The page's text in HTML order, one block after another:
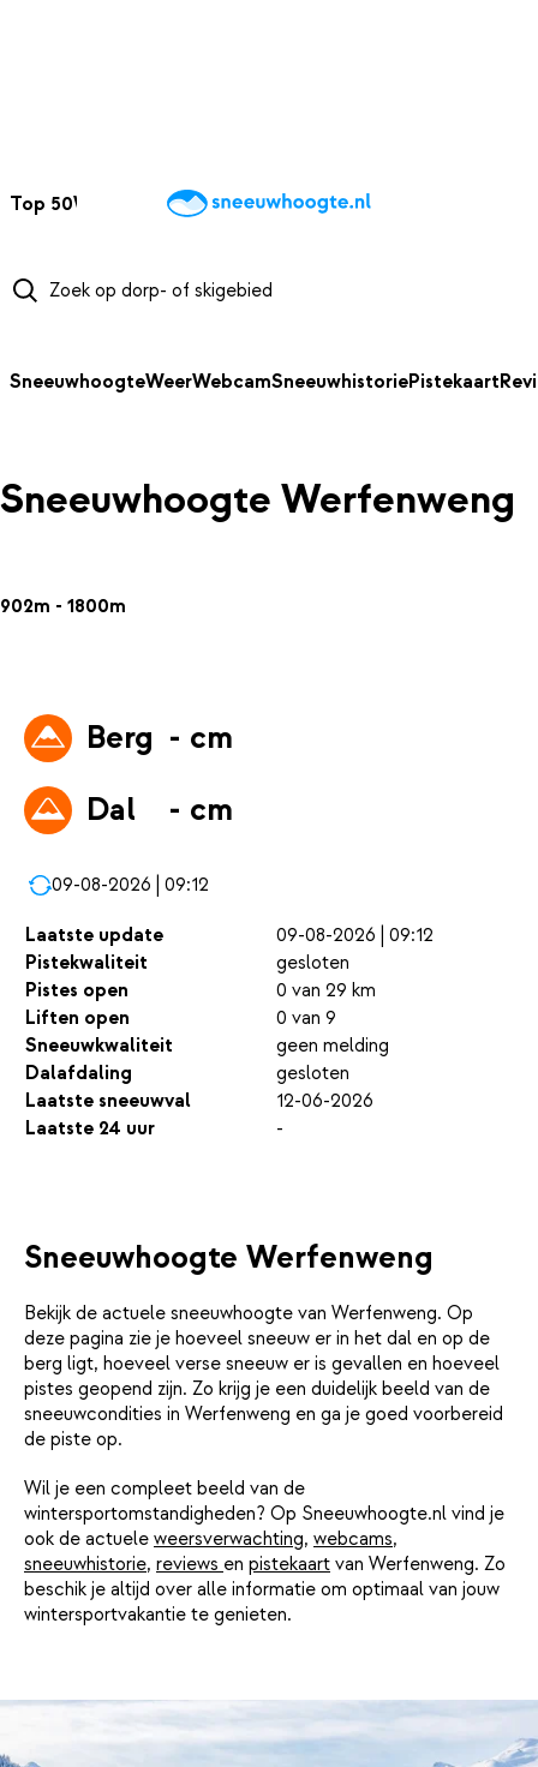
Top 50Webcams WintersportweerKaarten
SneeuwhoogteWeerWebcamSneeuwhistoriePistekaart
Sneeuwhoogte Werfenweng
902m - 1800m
Berg - cm
Dal
- cm
09-08-2026 | 09:12
Laatste update
09-08-2026 | 09:12
Pistekwaliteit
gesloten
Pistes open
0 van 29 km
Liften open
0 van 9
Sneeuwkwaliteit
geen melding
Dalafdaling
gesloten
Laatste sneeuwval
12-06-2026
Laatste 24 uur
-
Sneeuwhoogte Werfenweng
Bekijk de actuele sneeuwhoogte van Werfenweng. Op
deze pagina zie je hoeveel sneeuw er in het dal en op de
berg ligt, hoeveel verse sneeuw er is gevallen en hoeveel
pistes geopend zijn. Zo krijg je een duidelijk beeld van de
sneeuwcondities in Werfenweng en ga je goed voorbereid
de piste op.
Wil je een compleet beeld van de
wintersportomstandigheden? Op Sneeuwhoogte.nl vind je
ook de actuele weersverwachting, webcams,
sneeuwhistorie, reviews en pistekaart van Werfenweng. Zo
beschik je altijd over alle informatie om optimaal van jouw
wintersportvakantie te genieten.